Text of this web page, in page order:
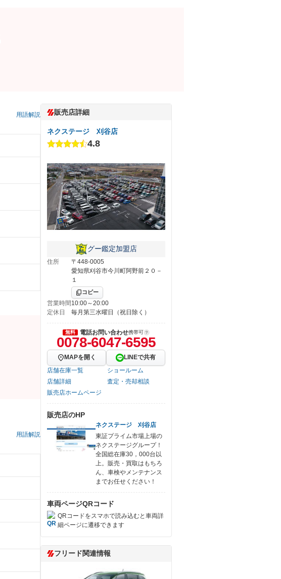
用語解説
用語解説
販売店詳細
ネクステージ 刈谷店
4.8
グー鑑定加盟店
住所
〒448-0005
愛知県刈谷市今川町阿野前２０－
１
コピー
営業時間10:00～20:00
定休日
毎月第三水曜日（祝日除く）
無料 電話お問い合わせ携帯可
0078-6047-6595
MAPを開く
LINEで共有
店舗在庫一覧
ショールーム
店舗詳細
査定・売却相談
販売店ホームページ
販売店のHP
ネクステージ 刈谷店
東証プライム市場上場の
ネクステージグループ！
全国総在庫30，000台以
上。販売・買取はもちろ
ん、車検やメンテナンス
までお任せください！
車両ページQRコード
QRコードをスマホで読み込むと車両詳
細ページに遷移できます
フリード関連情報